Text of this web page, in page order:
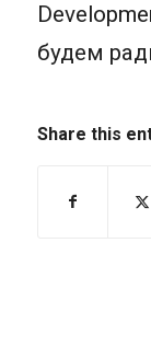
будем
Share this